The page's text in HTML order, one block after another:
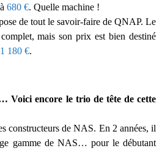
680 €. Quelle machine !
de tout le savoir-faire de QNAP. Le
mais son prix est bien destiné
180 €.
Voici encore le trio de tête de cette
constructeurs de NAS. En 2 années, il
gamme de NAS… pour le débutant